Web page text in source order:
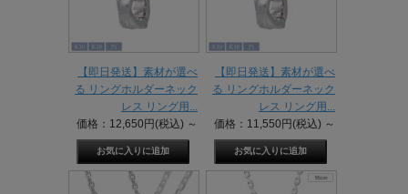
【即日発送】素材が選べ
る リングホルダーネック
レス リング用...
価格：12,650円(税込) ～
【即日発送】素材が選べ
る リングホルダーネック
レス リング用...
価格：11,550円(税込) ～